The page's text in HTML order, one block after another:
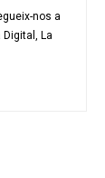
nos a
Digital, La